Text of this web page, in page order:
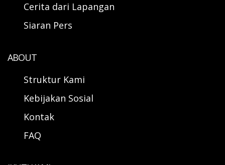
Cerita dari Lapangan
Siaran Pers
ABOUT
Struktur Kami
Kebijakan Sosial
Kontak
FAQ